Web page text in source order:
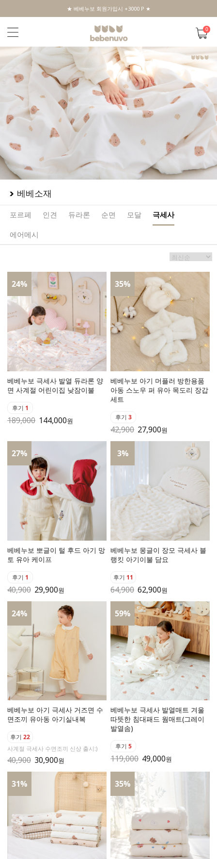
★ 베베누보 회원가입시 +3000 P ★
0
베베소재
포르페 인견 듀라론 순면 모달 극세사
에어메시
24%
베베누보 극세사 발열 듀라론 양
면 사계절 어린이집 낮잠이불
후기 1
189,000 144,000원
35%
베베누보 아기 머플러 방한용품
아동 스노우 퍼 유아 목도리 장갑
세트
후기 3
42,900 27,900원
27%
베베누보 뽀글이 털 후드 아기 망
토 유아 케이프
후기 1
40,900 29,900원
3%
베베누보 몽글이 장모 극세사 블
랭킷 아기이불 담요
후기 11
64,900 62,900원
24%
베베누보 아기 극세사 거즈면 수
면조끼 유아동 아기실내복
후기 22
사계절 극세사 수면조끼 신상 출시:)
40,900 30,900원
59%
베베누보 극세사 발열매트 겨울
따뜻한 침대패드 웜매트(그레이
발열솜)
후기 5
119,000 49,000원
31% 35%